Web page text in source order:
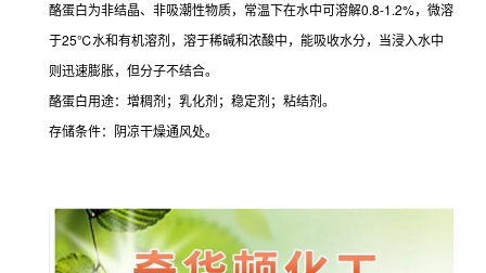
酪蛋白为非结晶、非吸潮性物质，常温下在水中可溶解0.8-1.2%，微溶
于25℃水和有机溶剂，溶于稀碱和浓酸中，能吸收水分，当浸入水中
则迅速膨胀，但分子不结合。
酪蛋白用途：增稠剂；乳化剂；稳定剂；粘结剂。
存储条件：阴凉干燥通风处。